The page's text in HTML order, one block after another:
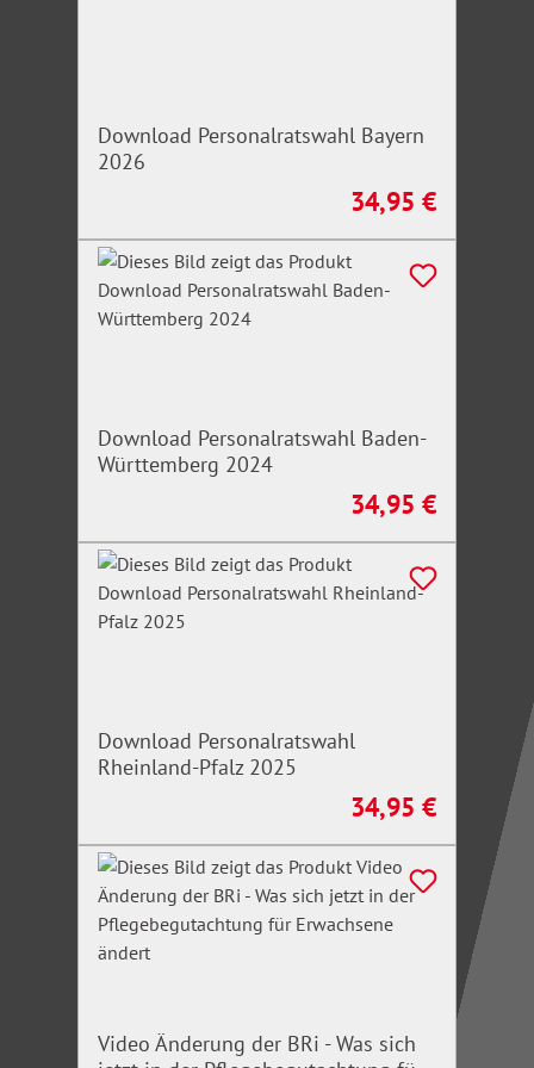
Download Personalratswahl Bayern
2026
Regulärer Preis:
34,95 €
Download Personalratswahl Baden-
Württemberg 2024
Regulärer Preis:
34,95 €
Download Personalratswahl
Rheinland-Pfalz 2025
Regulärer Preis:
34,95 €
Video Änderung der BRi - Was sich